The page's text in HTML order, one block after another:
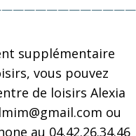
supplémentaire
vous pouvez
de loisirs Alexia
ou
au 04.42.26.34.46